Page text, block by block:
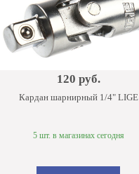
120 руб.
Кардан шарнирный 1/4" LIGE
5 шт. в магазинах сегодня